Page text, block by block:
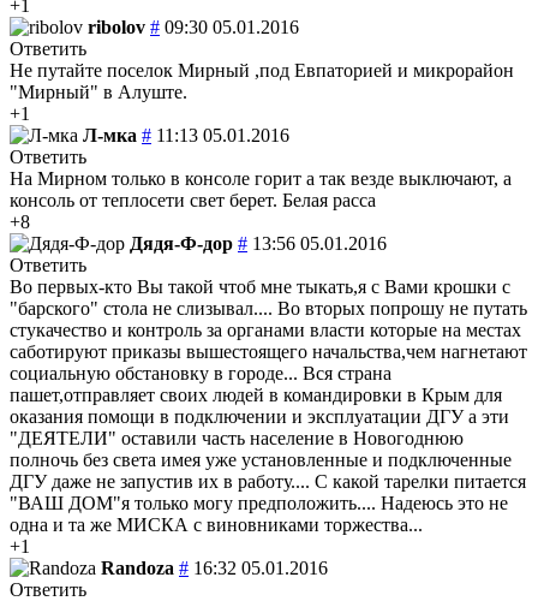
+1
ribolov # 09:30 05.01.2016
Ответить
Не путайте поселок Мирный ,под Евпаторией и микрорайон
"Мирный" в Алуште.
+1
Л-мка # 11:13 05.01.2016
Ответить
На Мирном только в консоле горит а так везде выключают, а
консоль от теплосети свет берет. Белая расса
+8
Дядя-Ф-дор # 13:56 05.01.2016
Ответить
Во первых-кто Вы такой чтоб мне тыкать,я с Вами крошки с
"барского" стола не слизывал.... Во вторых попрошу не путать
стукачество и контроль за органами власти которые на местах
саботируют приказы вышестоящего начальства,чем нагнетают
социальную обстановку в городе... Вся страна
пашет,отправляет своих людей в командировки в Крым для
оказания помощи в подключении и эксплуатации ДГУ а эти
"ДЕЯТЕЛИ" оставили часть население в Новогоднюю
полночь без света имея уже установленные и подключенные
ДГУ даже не запустив их в работу.... С какой тарелки питается
"ВАШ ДОМ"я только могу предположить.... Надеюсь это не
одна и та же МИСКА с виновниками торжества...
+1
Randoza # 16:32 05.01.2016
Ответить